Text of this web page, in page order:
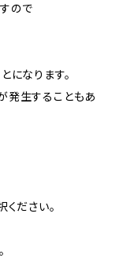
ので
になります。
発生することもあ
ください。